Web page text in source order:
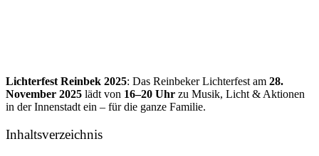
Lichterfest Reinbek 2025: Das Reinbeker Lichterfest am 28.
November 2025 lädt von 16–20 Uhr zu Musik, Licht & Aktionen
in der Innenstadt ein – für die ganze Familie.
Inhaltsverzeichnis